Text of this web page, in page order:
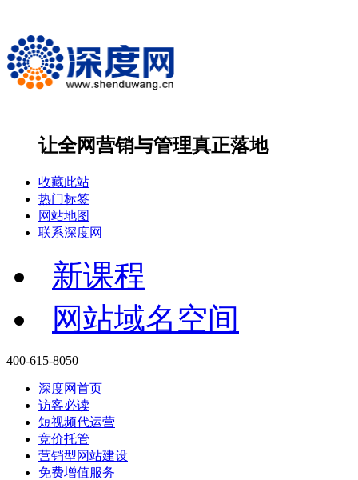
让全网营销与管理真正落地
收藏此站
热门标签
网站地图
联系深度网
新课程
网站域名空间
400-615-8050
深度网首页
访客必读
短视频代运营
竞价托管
营销型网站建设
免费增值服务